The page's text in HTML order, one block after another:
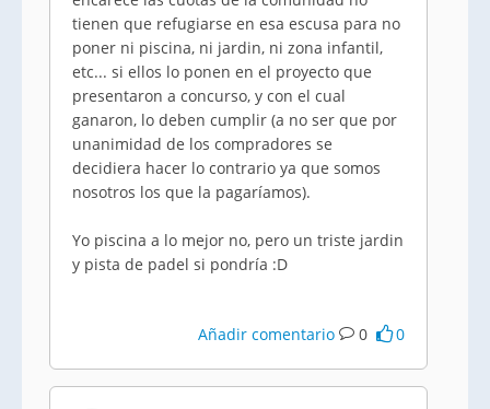
tienen que refugiarse en esa escusa para no
poner ni piscina, ni jardin, ni zona infantil,
etc... si ellos lo ponen en el proyecto que
presentaron a concurso, y con el cual
ganaron, lo deben cumplir (a no ser que por
unanimidad de los compradores se
decidiera hacer lo contrario ya que somos
nosotros los que la pagaríamos).
Yo piscina a lo mejor no, pero un triste jardin
y pista de padel si pondría :D
Añadir comentario 0 0